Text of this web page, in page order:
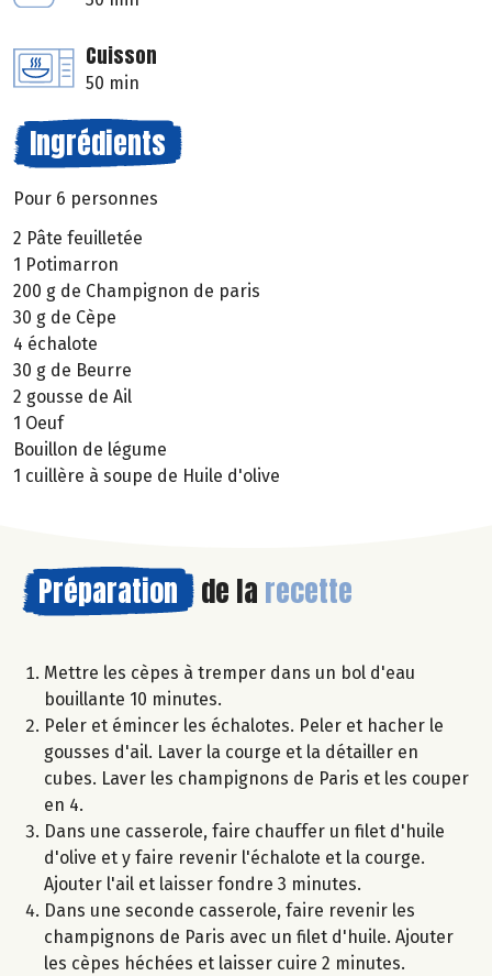
Cuisson
50 min
Ingrédients
Pour 6 personnes
2 Pâte feuilletée
1 Potimarron
200 g de Champignon de paris
30 g de Cèpe
4 échalote
30 g de Beurre
2 gousse de Ail
1 Oeuf
Bouillon de légume
1 cuillère à soupe de Huile d'olive
Préparation de la recette
Mettre les cèpes à tremper dans un bol d'eau
bouillante 10 minutes.
Peler et émincer les échalotes. Peler et hacher le
gousses d'ail. Laver la courge et la détailler en
cubes. Laver les champignons de Paris et les couper
en 4.
Dans une casserole, faire chauffer un filet d'huile
d'olive et y faire revenir l'échalote et la courge.
Ajouter l'ail et laisser fondre 3 minutes.
Dans une seconde casserole, faire revenir les
champignons de Paris avec un filet d'huile. Ajouter
les cèpes héchées et laisser cuire 2 minutes.